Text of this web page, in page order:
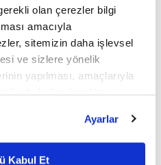
olan çerezler bilgi
amacıyla
sitemizin daha işlevsel
ve sizlere yönelik
yapılması, amaçlarıyla
kullanılacaktır.
ilişkin detaylı bilgi için
Çerez Bilgilendirme
Ayarlar
Kabul Et